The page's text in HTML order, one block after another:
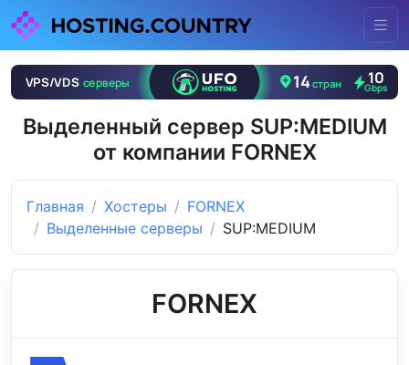
Выделенный сервер SUP:MEDIUM
от компании FORNEX
Главная Хостеры
FORNEX
Выделенные серверы
SUP:MEDIUM
FORNEX